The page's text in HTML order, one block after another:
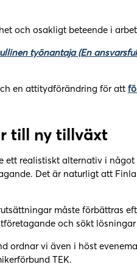
och osakligt beteende i
työnantaja (En
en attitydförändring för att
till ny tillväxt
ett realistiskt alternativ i
Det är naturligt att
måste förbättras
och sökt lösningar
ordnar vi även i höst
TEK.